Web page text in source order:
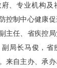
、专业机构及
控制中心健康
主任、省疾控
局长马俊，省
来自主办、承